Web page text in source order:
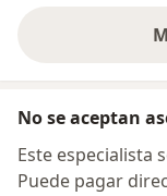
No se aceptan
Este especialista
Puede pagar